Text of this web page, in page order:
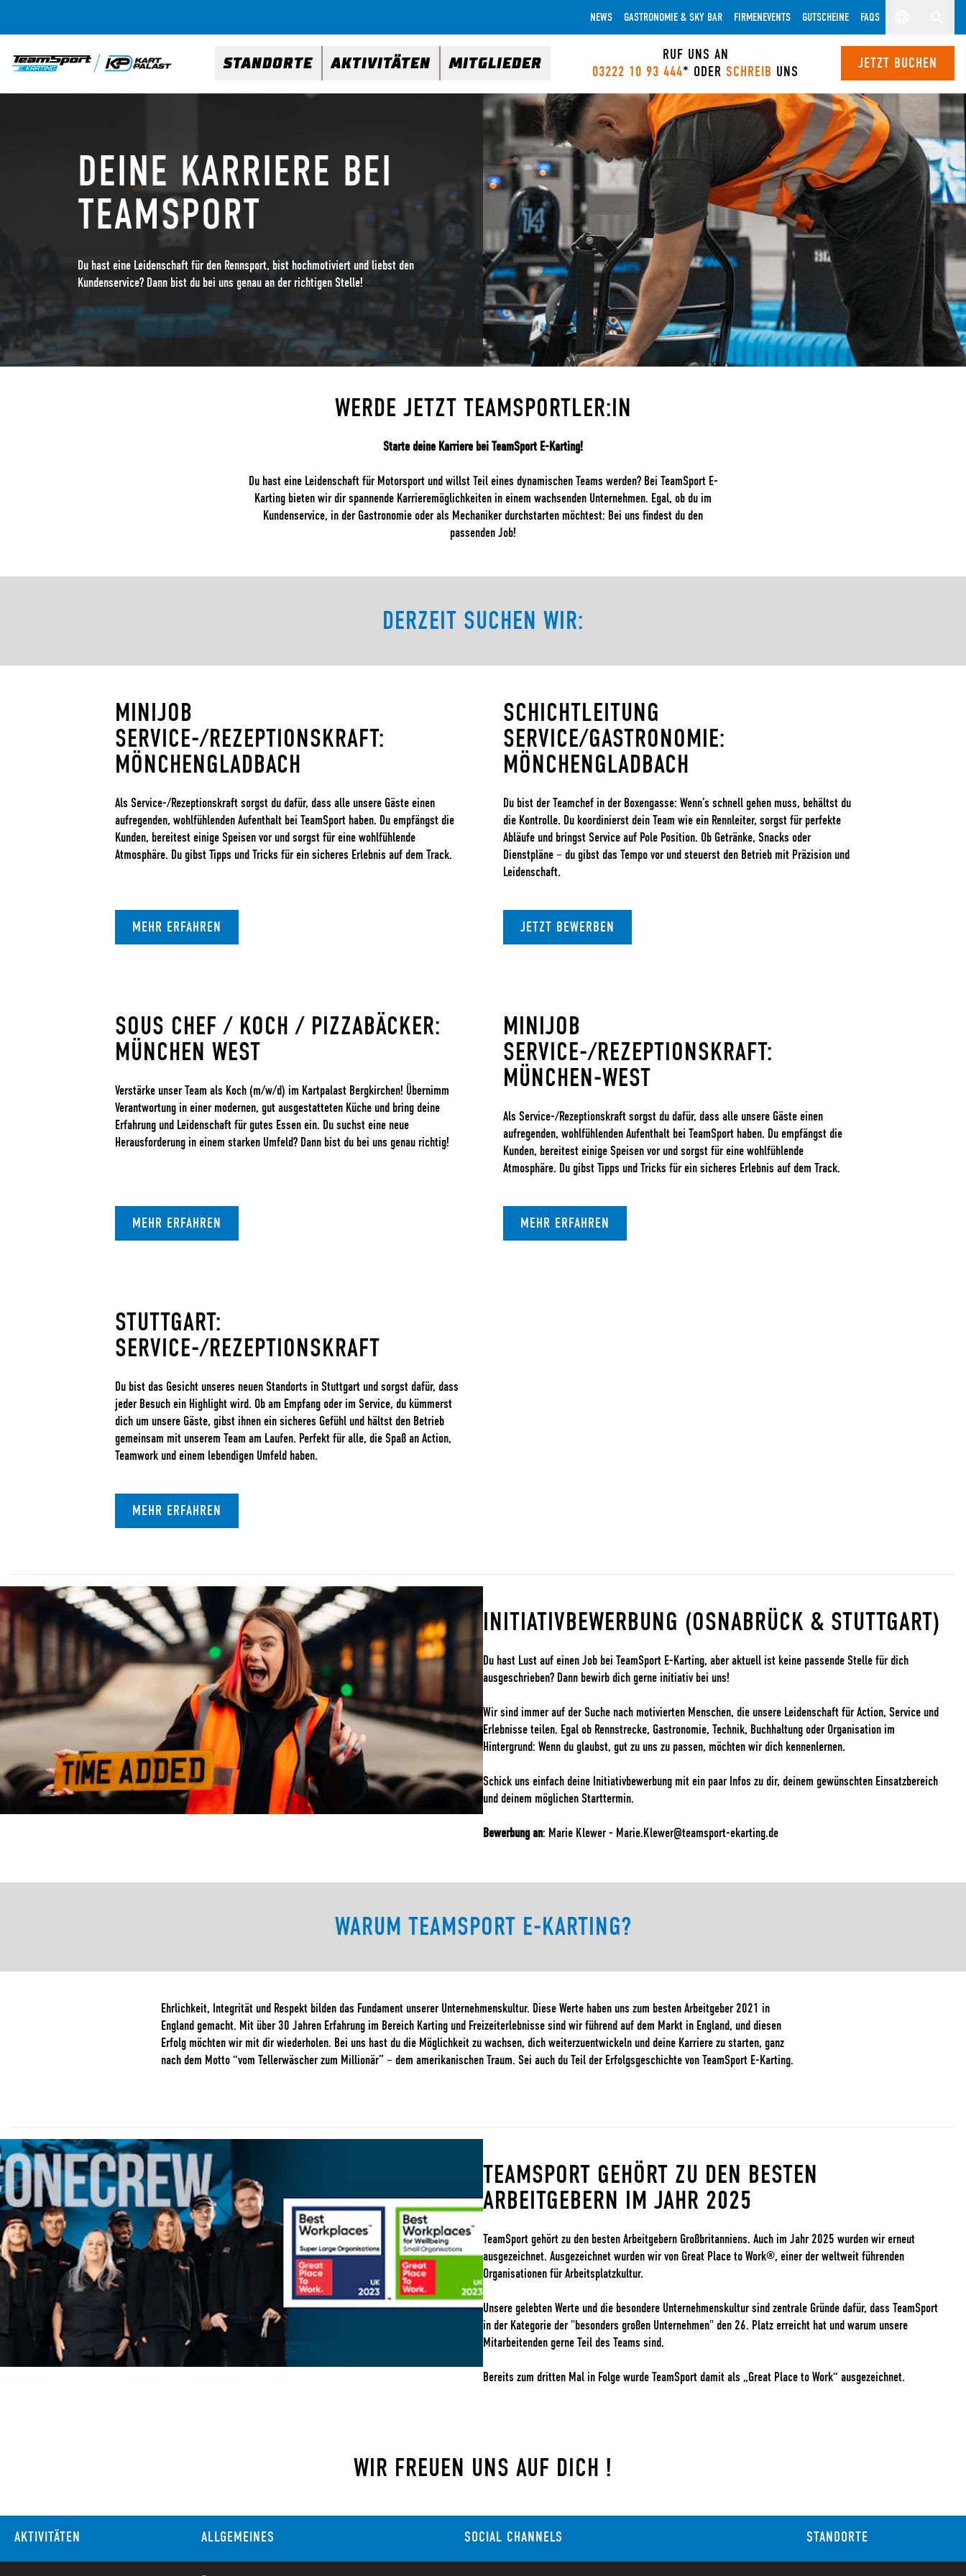
NEWS GASTRONOMIE & SKY BAR FIRMENEVENTS GUTSCHEINE FAQS
STANDORTE AKTIVITÄTEN MITGLIEDER
RUF UNS AN
03222 10 93 444* ODER SCHREIB UNS
JETZT BUCHEN
DEINE KARRIERE BEI
TEAMSPORT
Du hast eine Leidenschaft für den Rennsport, bist hochmotiviert und liebst den
Kundenservice? Dann bist du bei uns genau an der richtigen Stelle!
WERDE JETZT TEAMSPORTLER:IN
Starte deine Karriere bei TeamSport E-Karting!
Du hast eine Leidenschaft für Motorsport und willst Teil eines dynamischen Teams werden? Bei TeamSport E-
Karting bieten wir dir spannende Karrieremöglichkeiten in einem wachsenden Unternehmen. Egal, ob du im
Kundenservice, in der Gastronomie oder als Mechaniker durchstarten möchtest: Bei uns findest du den
passenden Job!
DERZEIT SUCHEN WIR:
MINIJOB
SERVICE-/REZEPTIONSKRAFT:
MÖNCHENGLADBACH
Als Service-/Rezeptionskraft sorgst du dafür, dass alle unsere Gäste einen
aufregenden, wohlfühlenden Aufenthalt bei TeamSport haben. Du empfängst die
Kunden, bereitest einige Speisen vor und sorgst für eine wohlfühlende
Atmosphäre. Du gibst Tipps und Tricks für ein sicheres Erlebnis auf dem Track.
MEHR ERFAHREN
SCHICHTLEITUNG
SERVICE/GASTRONOMIE:
MÖNCHENGLADBACH
Du bist der Teamchef in der Boxengasse: Wenn’s schnell gehen muss, behältst du
die Kontrolle. Du koordinierst dein Team wie ein Rennleiter, sorgst für perfekte
Abläufe und bringst Service auf Pole Position. Ob Getränke, Snacks oder
Dienstpläne – du gibst das Tempo vor und steuerst den Betrieb mit Präzision und
Leidenschaft.
JETZT BEWERBEN
SOUS CHEF / KOCH / PIZZABÄCKER:
MÜNCHEN WEST
Verstärke unser Team als Koch (m/w/d) im Kartpalast Bergkirchen! Übernimm
Verantwortung in einer modernen, gut ausgestatteten Küche und bring deine
Erfahrung und Leidenschaft für gutes Essen ein. Du suchst eine neue
Herausforderung in einem starken Umfeld? Dann bist du bei uns genau richtig!
MEHR ERFAHREN
MINIJOB
SERVICE-/REZEPTIONSKRAFT:
MÜNCHEN-WEST
Als Service-/Rezeptionskraft sorgst du dafür, dass alle unsere Gäste einen
aufregenden, wohlfühlenden Aufenthalt bei TeamSport haben. Du empfängst die
Kunden, bereitest einige Speisen vor und sorgst für eine wohlfühlende
Atmosphäre. Du gibst Tipps und Tricks für ein sicheres Erlebnis auf dem Track.
MEHR ERFAHREN
STUTTGART:
SERVICE-/REZEPTIONSKRAFT
Du bist das Gesicht unseres neuen Standorts in Stuttgart und sorgst dafür, dass
jeder Besuch ein Highlight wird. Ob am Empfang oder im Service, du kümmerst
dich um unsere Gäste, gibst ihnen ein sicheres Gefühl und hältst den Betrieb
gemeinsam mit unserem Team am Laufen. Perfekt für alle, die Spaß an Action,
Teamwork und einem lebendigen Umfeld haben.
MEHR ERFAHREN
INITIATIVBEWERBUNG (OSNABRÜCK & STUTTGART)
Du hast Lust auf einen Job bei TeamSport E-Karting, aber aktuell ist keine passende Stelle für dich
ausgeschrieben? Dann bewirb dich gerne initiativ bei uns!
Wir sind immer auf der Suche nach motivierten Menschen, die unsere Leidenschaft für Action, Service und
Erlebnisse teilen. Egal ob Rennstrecke, Gastronomie, Technik, Buchhaltung oder Organisation im
Hintergrund: Wenn du glaubst, gut zu uns zu passen, möchten wir dich kennenlernen.
Schick uns einfach deine Initiativbewerbung mit ein paar Infos zu dir, deinem gewünschten Einsatzbereich
und deinem möglichen Starttermin.
Bewerbung an: Marie Klewer - Marie.Klewer@teamsport-ekarting.de
WARUM TEAMSPORT E-KARTING?
Ehrlichkeit, Integrität und Respekt bilden das Fundament unserer Unternehmenskultur. Diese Werte haben uns zum besten Arbeitgeber 2021 in
England gemacht. Mit über 30 Jahren Erfahrung im Bereich Karting und Freizeiterlebnisse sind wir führend auf dem Markt in England, und diesen
Erfolg möchten wir mit dir wiederholen. Bei uns hast du die Möglichkeit zu wachsen, dich weiterzuentwickeln und deine Karriere zu starten, ganz
nach dem Motto “vom Tellerwäscher zum Millionär” – dem amerikanischen Traum. Sei auch du Teil der Erfolgsgeschichte von TeamSport E-Karting.
TEAMSPORT GEHÖRT ZU DEN BESTEN
ARBEITGEBERN IM JAHR 2025
TeamSport gehört zu den besten Arbeitgebern Großbritanniens. Auch im Jahr 2025 wurden wir erneut
ausgezeichnet. Ausgezeichnet wurden wir von Great Place to Work®, einer der weltweit führenden
Organisationen für Arbeitsplatzkultur.
Unsere gelebten Werte und die besondere Unternehmenskultur sind zentrale Gründe dafür, dass TeamSport
in der Kategorie der "besonders großen Unternehmen" den 26. Platz erreicht hat und warum unsere
Mitarbeitenden gerne Teil des Teams sind.
Bereits zum dritten Mal in Folge wurde TeamSport damit als „Great Place to Work“ ausgezeichnet.
WIR FREUEN UNS AUF DICH !
AKTIVITÄTEN ALLGEMEINES SOCIAL CHANNELS STANDORTE